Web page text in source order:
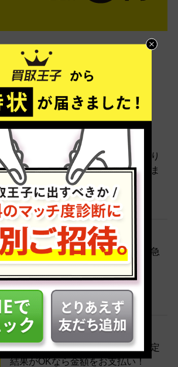
は簡単3ステップ
- FLOW -
STEP1 お申込み・梱包
ネットでお申込みしたら、箱に売り
たい商品をいろいろ詰めて梱包しま
す。
STEP2 発送
送料無料でご自宅から発送！佐川急
便がご自宅まで引き取りに伺いま
す。
STEP3 ご入金
査定結果はメールでお知らせ。査定
結果がOKなら金額をお支払い！